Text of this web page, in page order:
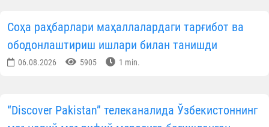
Қуръон ҳифзи);
Муҳаммадамин қори Олимжонов
Муҳйиддин махдум» ўрта махсус ислом билим
Аёл қориялар: